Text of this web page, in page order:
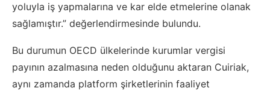
yoluyla iş yapmalarına ve kar elde etmelerine olanak
sağlamıştır.” değerlendirmesinde bulundu.
Bu durumun OECD ülkelerinde kurumlar vergisi
payının azalmasına neden olduğunu aktaran Cuiriak,
aynı zamanda platform şirketlerinin faaliyet